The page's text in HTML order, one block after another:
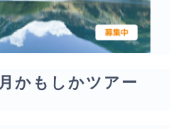
かもしかツアー